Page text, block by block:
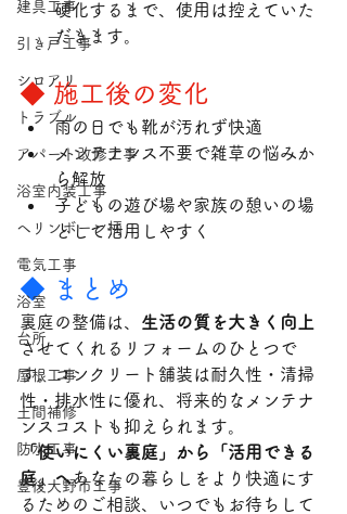
建具工事
引き戸工事
シロアリ
トラブル
アパート改修工事
浴室内装工事
ヘリンボーン柄
電気工事
浴室
台所
屋根工事
土間補修
防水工事
豊後大野市工事
硬化するまで、使用は控えていた
だきます。
◆ 施工後の変化
雨の日でも靴が汚れず快適
メンテナンス不要で雑草の悩みか
ら解放
子どもの遊び場や家族の憩いの場
として活用しやすく
◆ まとめ
裏庭の整備は、 生活の質を大きく向上
させてくれるリフォームのひとつで
す。コンクリート舗装は耐久性・清掃
性・排水性に優れ、将来的なメンテナ
ンスコストも抑えられます。
「使いにくい裏庭」から「活用できる
庭」へあなたの暮らしをより快適にす
るためのご相談、いつでもお待ちして